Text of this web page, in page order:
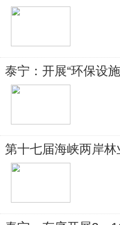
泰宁：开展“环保设
第十七届海峡两岸